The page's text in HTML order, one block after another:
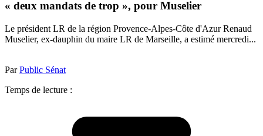
« deux mandats de trop », pour Muselier
Le président LR de la région Provence-Alpes-Côte d'Azur Renaud
Muselier, ex-dauphin du maire LR de Marseille, a estimé mercredi...
ParPublic Sénat
Temps de lecture :